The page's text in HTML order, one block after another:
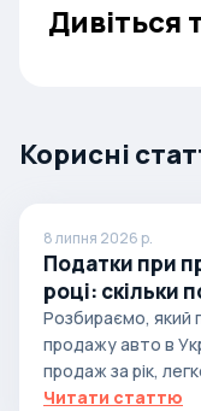
Дивіться
Корисні
8 липня 2026 р.
Податки при
році: скільки
випадках
Розбираємо, який
продажу авто в
продаж за рік,
Читати статтю